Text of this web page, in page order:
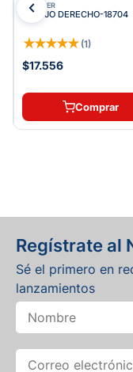
STARKER
ESPEJO DERECHO-18704
★★★★★ (1)
$17.556
Comprar
Regístrate al
Sé el primero en
lanzamientos